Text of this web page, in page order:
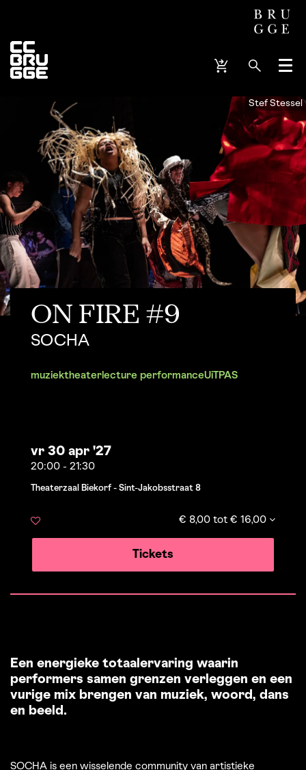
Menu
Stef Stessel
ON FIRE #9
SOCHA
muziektheater lecture performanceUiTPAS
vr 30 apr '27
20:00 - 21:30
Theaterzaal Biekorf - Sint-Jakobsstraat 8
€ 8,00 tot € 16,00
Tickets
Een energieke totaalervaring waarin
performers samen grenzen verleggen en een
vurige mix brengen van muziek, woord, dans
en beeld.
SOCHA is een wisselende community van artistieke